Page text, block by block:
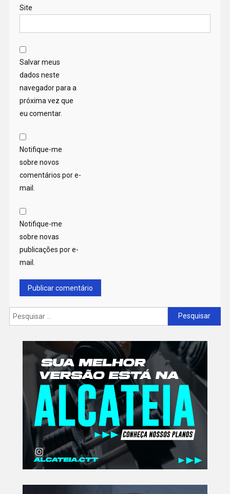
Site
Salvar meus
dados neste
navegador para a
próxima vez que
eu comentar.
Notifique-me
sobre novos
comentários por e-
mail.
Notifique-me
sobre novas
publicações por e-
mail.
Pesquisar
por: